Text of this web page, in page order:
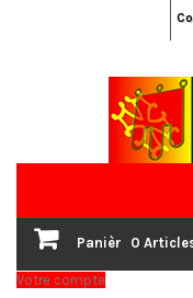
Panièr 0
Votre compte